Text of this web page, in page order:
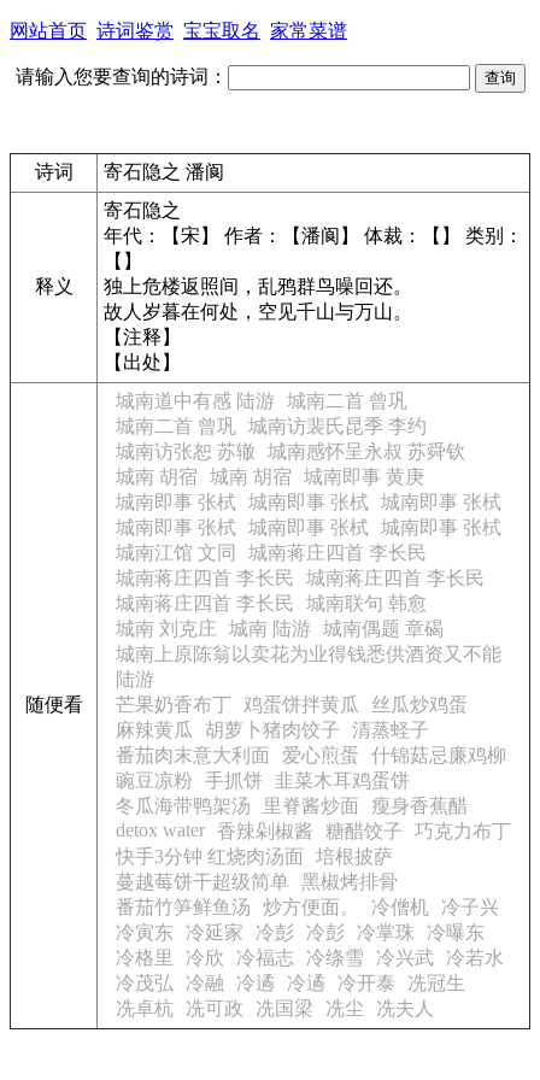
网站首页 诗词鉴赏 宝宝取名 家常菜谱
请输入您要查询的诗词：
诗词 寄石隐之 潘阆
释义
寄石隐之
年代：【宋】 作者：【潘阆】 体裁：【】 类别：
【】
独上危楼返照间，乱鸦群鸟噪回还。
故人岁暮在何处，空见千山与万山。
【注释】
【出处】
随便看
城南道中有感 陆游
城南二首 曾巩
城南二首 曾巩 城南访裴氏昆季 李约
城南访张恕 苏辙 城南感怀呈永叔 苏舜钦
城南 胡宿
城南 胡宿
城南即事 黄庚
城南即事 张栻
城南即事 张栻
城南即事 张栻
城南即事 张栻
城南即事 张栻
城南即事 张栻
城南江馆 文同
城南蒋庄四首 李长民
城南蒋庄四首 李长民
城南蒋庄四首 李长民
城南蒋庄四首 李长民
城南联句 韩愈
城南 刘克庄
城南 陆游
城南偶题 章碣
城南上原陈翁以卖花为业得钱悉供酒资又不能
陆游
芒果奶香布丁
鸡蛋饼拌黄瓜
丝瓜炒鸡蛋
麻辣黄瓜
胡萝卜猪肉饺子
清蒸蛏子
番茄肉末意大利面
爱心煎蛋
什锦菇忌廉鸡柳
豌豆凉粉
手抓饼
韭菜木耳鸡蛋饼
冬瓜海带鸭架汤
里脊酱炒面
瘦身香蕉醋
detox water 香辣剁椒酱 糖醋饺子
巧克力布丁
快手3分钟 红烧肉汤面
培根披萨
蔓越莓饼干超级简单
黑椒烤排骨
番茄竹笋鲜鱼汤
炒方便面。 冷僧机
冷子兴
冷寅东
冷延家 冷彭 冷彭 冷掌珠
冷曝东
冷格里
冷欣 冷福志 冷绦雪 冷兴武
冷若水
冷茂弘
冷融 冷遹 冷遹 冷开泰
冼冠生
冼卓杭
冼可政 冼国梁 冼尘 冼夫人